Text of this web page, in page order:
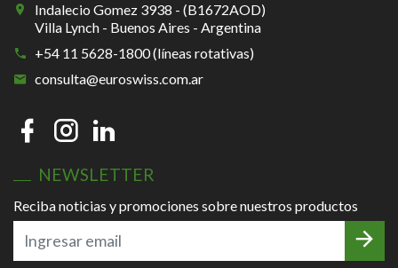
Indalecio Gomez 3938 - (B1672AOD)
Villa Lynch - Buenos Aires - Argentina
+54 11 5628-1800 (líneas rotativas)
consulta@euroswiss.com.ar
NEWSLETTER
Reciba noticias y promociones sobre nuestros productos